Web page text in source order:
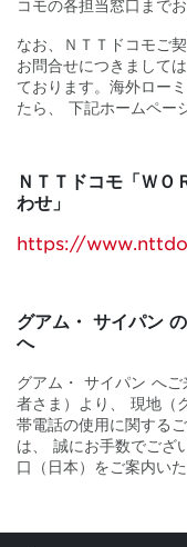
コモの各担当窓口まで
なお、ＮＴＴドコモご
お問合せにつきまして
ております。海外ロー
たら、 下記ホームペー
ＮＴＴドコモ「Ｗ
わせ」
https://
グアム・ サイパン
へ
グアム・ サイパン へ
者さま）より、 現地（
帯電話の使用に関する
は、 誠にお手数でござ
口（日本）をご案内い